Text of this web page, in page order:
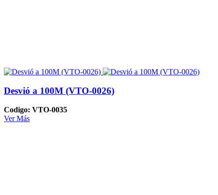
Desvió a 100M (VTO-0026)
Codigo: VTO-0035
Ver Más